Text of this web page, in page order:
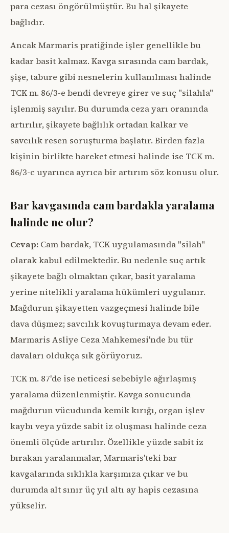
para cezası öngörülmüştür. Bu hal şikayete
bağlıdır.
Ancak Marmaris pratiğinde işler genellikle bu
kadar basit kalmaz. Kavga sırasında cam bardak,
şişe, tabure gibi nesnelerin kullanılması halinde
TCK m. 86/3-e bendi devreye girer ve suç "silahla"
işlenmiş sayılır. Bu durumda ceza yarı oranında
artırılır, şikayete bağlılık ortadan kalkar ve
savcılık resen soruşturma başlatır. Birden fazla
kişinin birlikte hareket etmesi halinde ise TCK m.
86/3-c uyarınca ayrıca bir artırım söz konusu olur.
Bar kavgasında cam bardakla yaralama
halinde ne olur?
Cevap: Cam bardak, TCK uygulamasında "silah"
olarak kabul edilmektedir. Bu nedenle suç artık
şikayete bağlı olmaktan çıkar, basit yaralama
yerine nitelikli yaralama hükümleri uygulanır.
Mağdurun şikayetten vazgeçmesi halinde bile
dava düşmez; savcılık kovuşturmaya devam eder.
Marmaris Asliye Ceza Mahkemesi'nde bu tür
davaları oldukça sık görüyoruz.
TCK m. 87'de ise neticesi sebebiyle ağırlaşmış
yaralama düzenlenmiştir. Kavga sonucunda
mağdurun vücudunda kemik kırığı, organ işlev
kaybı veya yüzde sabit iz oluşması halinde ceza
önemli ölçüde artırılır. Özellikle yüzde sabit iz
bırakan yaralanmalar, Marmaris'teki bar
kavgalarında sıklıkla karşımıza çıkar ve bu
durumda alt sınır üç yıl altı ay hapis cezasına
yükselir.